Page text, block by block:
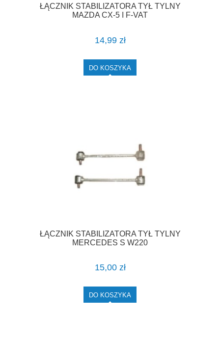
ŁĄCZNIK STABILIZATORA TYŁ TYLNY
MAZDA CX-5 I F-VAT
14,99 zł
DO KOSZYKA
ŁĄCZNIK STABILIZATORA TYŁ TYLNY
MERCEDES S W220
15,00 zł
DO KOSZYKA